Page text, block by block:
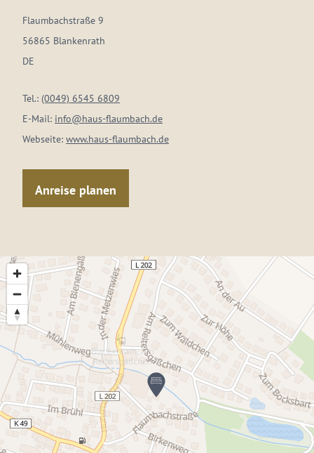
Flaumbachstraße 9
56865 Blankenrath
DE
Tel.: (0049) 6545 6809
E-Mail: info@haus-flaumbach.de
Webseite: www.haus-flaumbach.de
Anreise planen